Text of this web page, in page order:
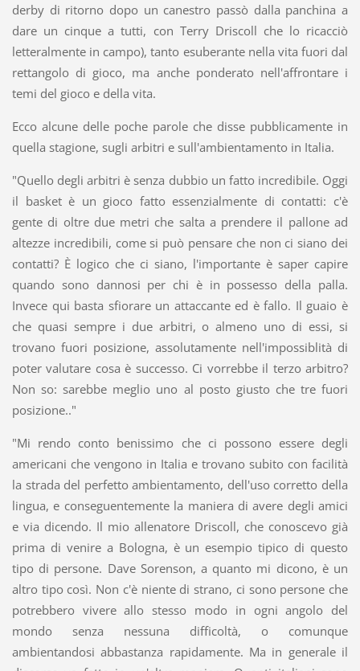
derby di ritorno dopo un canestro passò dalla panchina a
dare un cinque a tutti, con Terry Driscoll che lo ricacciò
letteralmente in campo), tanto esuberante nella vita fuori dal
rettangolo di gioco, ma anche ponderato nell'affrontare i
temi del gioco e della vita.
Ecco alcune delle poche parole che disse pubblicamente in
quella stagione, sugli arbitri e sull'ambientamento in Italia.
"Quello degli arbitri è senza dubbio un fatto incredibile. Oggi
il basket è un gioco fatto essenzialmente di contatti: c'è
gente di oltre due metri che salta a prendere il pallone ad
altezze incredibili, come si può pensare che non ci siano dei
contatti? È logico che ci siano, l'importante è saper capire
quando sono dannosi per chi è in possesso della palla.
Invece qui basta sfiorare un attaccante ed è fallo. Il guaio è
che quasi sempre i due arbitri, o almeno uno di essi, si
trovano fuori posizione, assolutamente nell'impossiblità di
poter valutare cosa è successo. Ci vorrebbe il terzo arbitro?
Non so: sarebbe meglio uno al posto giusto che tre fuori
posizione.."
"Mi rendo conto benissimo che ci possono essere degli
americani che vengono in Italia e trovano subito con facilità
la strada del perfetto ambientamento, dell'uso corretto della
lingua, e conseguentemente la maniera di avere degli amici
e via dicendo. Il mio allenatore Driscoll, che conoscevo già
prima di venire a Bologna, è un esempio tipico di questo
tipo di persone. Dave Sorenson, a quanto mi dicono, è un
altro tipo così. Non c'è niente di strano, ci sono persone che
potrebbero vivere allo stesso modo in ogni angolo del
mondo senza nessuna difficoltà, o comunque
ambientandosi abbastanza rapidamente. Ma in generale il